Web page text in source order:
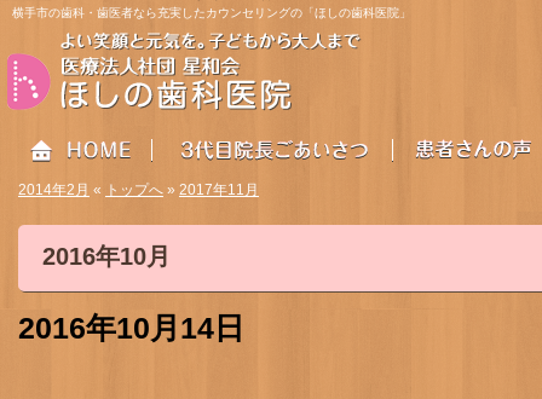
2016年10月
横手市の歯科・歯医者なら充実したカウンセリングの「ほしの歯科医院」
2014年2月 « トップへ » 2017年11月
2016年10月14日
3代目院長ごあいさつ